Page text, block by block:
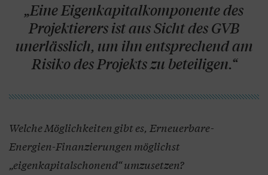
„Eine Eigenkapitalkomponente des
Projektierers ist aus Sicht des GVB
unerlässlich, um ihn entsprechend am
Risiko des Projekts zu beteiligen.“
Welche Möglichkeiten gibt es, Erneuerbare-
Energien-Finanzierungen möglichst
„eigenkapitalschonend“ umzusetzen?